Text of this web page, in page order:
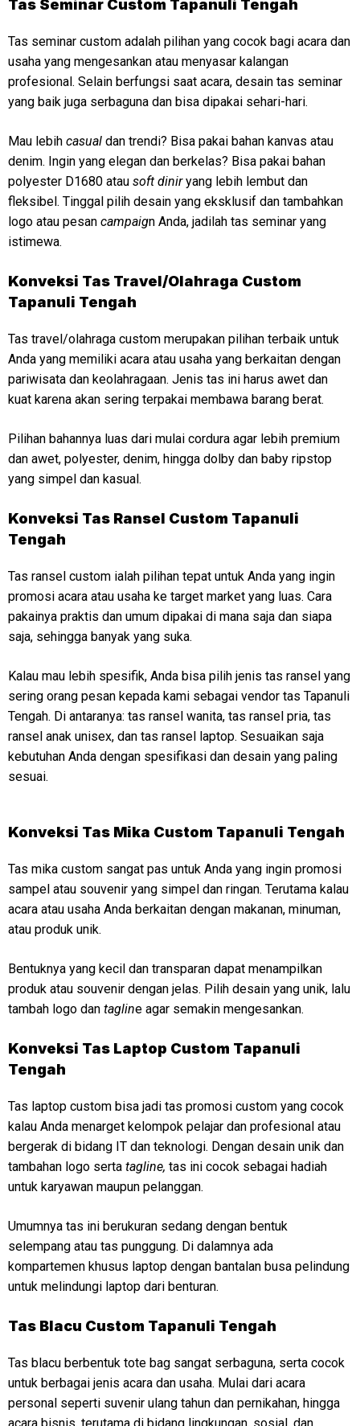
Tas Seminar Custom Tapanuli Tengah
Tas seminar custom adalah pilihan yang cocok bagi acara dan
usaha yang mengesankan atau menyasar kalangan
profesional. Selain berfungsi saat acara, desain tas seminar
yang baik juga serbaguna dan bisa dipakai sehari-hari.
Mau lebih casual dan trendi? Bisa pakai bahan kanvas atau
denim. Ingin yang elegan dan berkelas? Bisa pakai bahan
polyester D1680 atau soft diniryang lebih lembut dan
fleksibel. Tinggal pilih desain yang eksklusif dan tambahkan
logo atau pesan campaign Anda, jadilah tas seminar yang
istimewa.
Konveksi Tas Travel/Olahraga Custom
Tapanuli Tengah
Tas travel/olahraga custom merupakan pilihan terbaik untuk
Anda yang memiliki acara atau usaha yang berkaitan dengan
pariwisata dan keolahragaan. Jenis tas ini harus awet dan
kuat karena akan sering terpakai membawa barang berat.
Pilihan bahannya luas dari mulai cordura agar lebih premium
dan awet, polyester, denim, hingga dolby dan baby ripstop
yang simpel dan kasual.
Konveksi Tas Ransel Custom Tapanuli
Tengah
Tas ransel custom ialah pilihan tepat untuk Anda yang ingin
promosi acara atau usaha ke target market yang luas. Cara
pakainya praktis dan umum dipakai di mana saja dan siapa
saja, sehingga banyak yang suka.
Kalau mau lebih spesifik, Anda bisa pilih jenis tas ransel yang
sering orang pesan kepada kami sebagai vendor tas Tapanuli
Tengah. Di antaranya: tas ransel wanita, tas ransel pria, tas
ransel anak unisex, dan tas ransel laptop. Sesuaikan saja
kebutuhan Anda dengan spesifikasi dan desain yang paling
sesuai.
Konveksi Tas Mika Custom Tapanuli Tengah
Tas mika custom sangat pas untuk Anda yang ingin promosi
sampel atau souvenir yang simpel dan ringan. Terutama kalau
acara atau usaha Anda berkaitan dengan makanan, minuman,
atau produk unik.
Bentuknya yang kecil dan transparan dapat menampilkan
produk atau souvenir dengan jelas. Pilih desain yang unik, lalu
tambah logo dan tagline agar semakin mengesankan.
Konveksi Tas Laptop Custom Tapanuli
Tengah
Tas laptop custom bisa jadi tas promosi custom yang cocok
kalau Anda menarget kelompok pelajar dan profesional atau
bergerak di bidang IT dan teknologi. Dengan desain unik dan
tambahan logo serta tagline, tas ini cocok sebagai hadiah
untuk karyawan maupun pelanggan.
Umumnya tas ini berukuran sedang dengan bentuk
selempang atau tas punggung. Di dalamnya ada
kompartemen khusus laptop dengan bantalan busa pelindung
untuk melindungi laptop dari benturan.
Tas Blacu Custom Tapanuli Tengah
Tas blacu berbentuk tote bag sangat serbaguna, serta cocok
untuk berbagai jenis acara dan usaha. Mulai dari acara
personal seperti suvenir ulang tahun dan pernikahan, hingga
acara bisnis, terutama di bidang lingkungan, sosial, dan